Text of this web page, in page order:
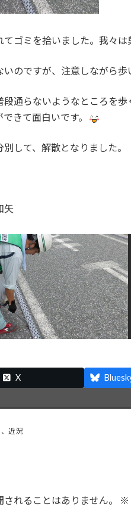
ゴミを拾いました。我々は
いのですが、注意しながら
段通らないようなところを
きて面白いです。
して、解散となりました。
矢
X
、近況
れることはありません。 ※